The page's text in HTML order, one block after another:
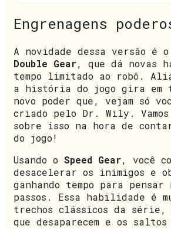
Engrenagens
A novidade dessa versão é
Double Gear, que dá novas
tempo limitado ao robô.
a história do jogo gira em
novo poder que, vejam só
criado pelo Dr. Wily.
sobre isso na hora de
do jogo!
Usando o Speed Gear, você
desacelerar os inimigos e
ganhando tempo para pensar
passos. Essa habilidade é
trechos clássicos da série,
que desaparecem e os